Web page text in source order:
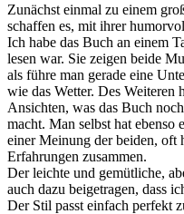
Zunächst einmal zu einem
schaffen es, mit ihrer
Ich habe das Buch an einem
lesen war. Sie zeigen beide
als führe man gerade eine
wie das Wetter. Des Weiteren
Ansichten, was das Buch
macht. Man selbst hat ebenso
einer Meinung der beiden, oft
Erfahrungen zusammen.
Der leichte und gemütliche,
auch dazu beigetragen, dass
Der Stil passt einfach perfekt